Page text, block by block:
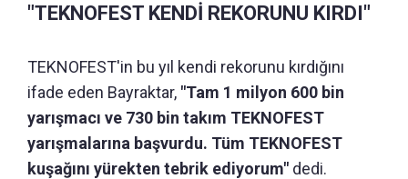
"TEKNOFEST KENDİ REKORUNU KIRDI"
TEKNOFEST'in bu yıl kendi rekorunu kırdığını
ifade eden Bayraktar, "Tam 1 milyon 600 bin
yarışmacı ve 730 bin takım TEKNOFEST
yarışmalarına başvurdu. Tüm TEKNOFEST
kuşağını yürekten tebrik ediyorum" dedi.